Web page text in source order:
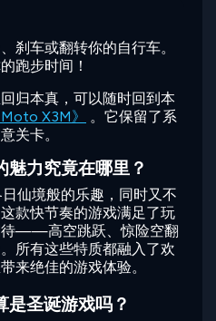
刹车或翻转你的自行车。
跑步时间！
归本真，可以随时回到本
Moto X3M》
。它保留了系
关卡。
力究竟在哪里？
仙境般的乐趣，同时又不
款快节奏的游戏满足了玩
待——高空跳跃、惊险空翻
所有这些特质都融入了欢
来绝佳的游戏体验。
圣诞游戏吗？